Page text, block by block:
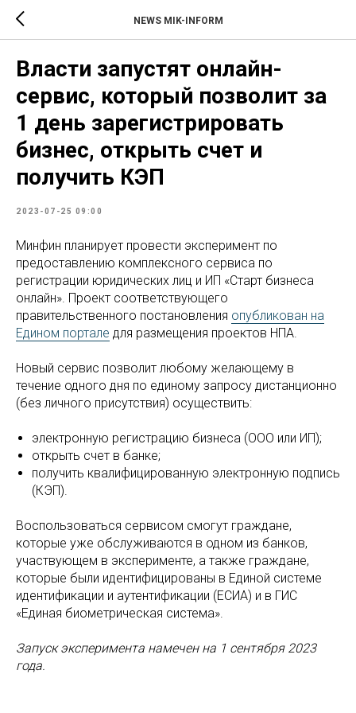
NEWS MIK-INFORM
Власти запустят онлайн-
сервис, который позволит за
1 день зарегистрировать
бизнес, открыть счет и
получить КЭП
2023-07-25 09:00
Минфин планирует провести эксперимент по
предоставлению комплексного сервиса ‎по
регистрации юридических лиц и ИП «Старт бизнеса
онлайн». Проект соответствующего
правительственного постановления опубликован на
Едином портале для размещения проектов НПА.
Новый сервис позволит любому желающему в
течение одного дня по единому запросу дистанционно
(без личного присутствия) осуществить:
электронную регистрацию бизнеса (ООО или ИП);
открыть счет в банке;
получить квалифицированную электронную подпись
(КЭП).
Воспользоваться сервисом смогут граждане,
которые уже обслуживаются в одном из банков,
участвующем в эксперименте, а также граждане,
которые были идентифицированы в Единой системе
идентификации и аутентификации (ЕСИА) и в ГИС
«Единая биометрическая система».
Запуск эксперимента намечен на 1 сентября 2023
года.